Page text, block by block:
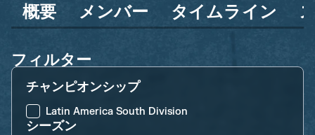
概要 メンバー タイムライン
フィルター
チャンピオンシップ
Latin America South Division
シーズン